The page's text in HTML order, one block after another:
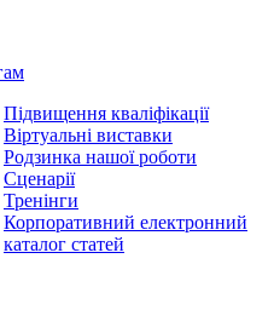
Підвищення кваліфікації
Віртуальні виставки
Родзинка нашої роботи
Сценарії
Тренінги
Корпоративний електронний
каталог статей